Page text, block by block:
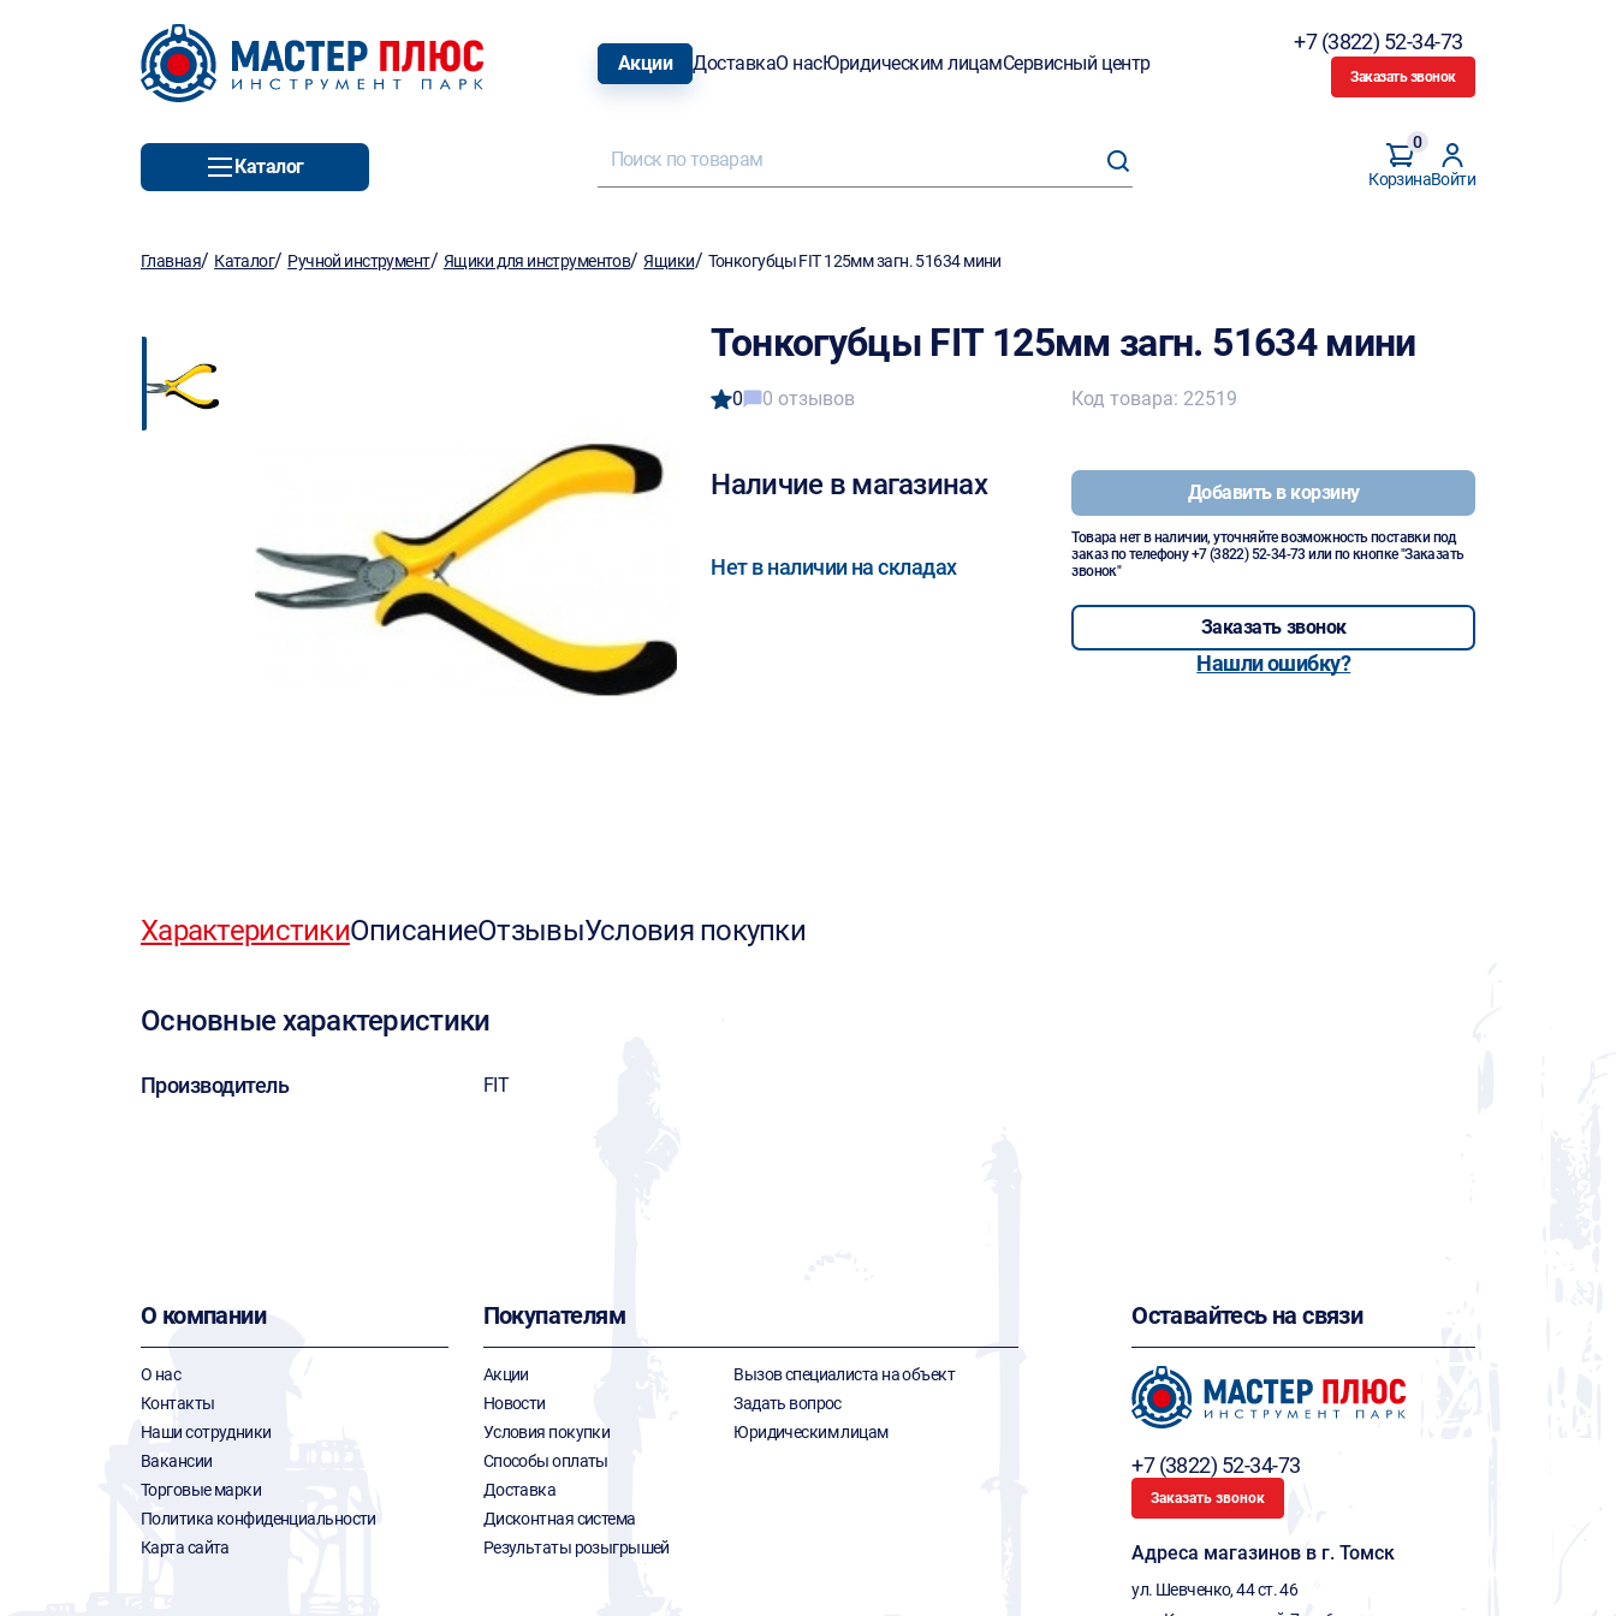
Акции ДоставкаО насЮридическим лицамСервисный центр
+7 (3822) 52-34-73
Заказать звонок
Каталог
Корзина
0
Войти
Главная/ Каталог/ Ручной инструмент/ Ящики для инструментов/Ящики/ Тонкогубцы FIT 125мм загн. 51634 мини
Тонкогубцы FIT 125мм загн. 51634 мини
0 0 отзывов
Наличие в магазинах
Нет в наличии на складах
Код товара: 22519
Добавить в корзину
Товара нет в наличии, уточняйте возможность поставки под
заказ по телефону+7 (3822) 52-34-73 или по кнопке "Заказать
звонок"
Заказать звонок
Нашли ошибку?
ХарактеристикиОписаниеОтзывыУсловия покупки
Основные характеристики
Производитель FIT
О компании
О нас
Контакты
Наши сотрудники
Вакансии
Торговые марки
Политика конфиденциальности
Карта сайта
Покупателям
Акции
Новости
Условия покупки
Способы оплаты
Доставка
Дисконтная система
Результаты розыгрышей
Вызов специалиста на объект
Задать вопрос
Юридическим лицам
Оставайтесь на связи
+7 (3822) 52-34-73
Заказать звонок
Адреса магазинов в г. Томск
ул. Шевченко, 44 ст. 46